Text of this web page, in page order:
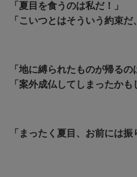
「夏目を食うのは私だ！」
「こいつとはそういう約束だ
「地に縛られたものが帰るの
「案外成仏してしまったかも
「まったく夏目、お前には振